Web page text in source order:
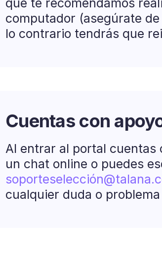
que te recomendamos
computador (asegúrate
lo contrario tendrás que
Cuentas con
Al entrar al portal cuentas
un chat online o puedes
cualquier duda o